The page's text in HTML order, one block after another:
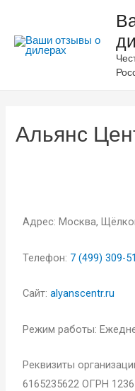
Альянс
Адрес: Москва,
Телефон: ‪7 (499) 309-
Сайт:alyanscentr.ru
Режим работы:
Реквизиты
6165235622 ОГРН